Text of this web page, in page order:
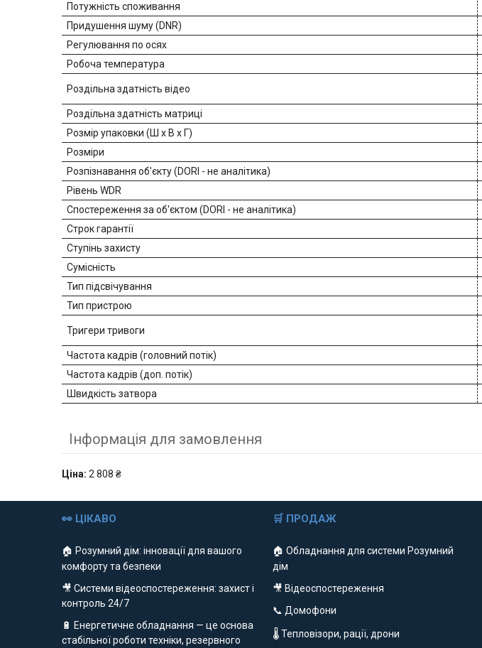
Потужність споживання
Придушення шуму (DNR)
Регулювання по осях
Робоча температура
Роздільна здатність відео
Роздільна здатність матриці
Розмір упаковки (Ш х В х Г)
Розміри
Розпізнавання об'єкту (DORI - не аналітика)
Рівень WDR
Спостереження за об'єктом (DORI - не аналітика)
Строк гарантії
Ступінь захисту
Сумісність
Тип підсвічування
Тип пристрою
Тригери тривоги
Частота кадрів (головний потік)
Частота кадрів (доп. потік)
Швидкість затвора
Інформація для замовлення
Ціна: 2 808 ₴
👀 ЦІКАВО
🏠 Розумний дім: інновації для вашого
комфорту та безпеки
🎥 Системи відеоспостереження: захист і
контроль 24/7
🔋 Енергетичне обладнання — це основа
стабільної роботи техніки, резервного
🛒 ПРОДАЖ
🏠 Обладнання для системи Розумний
дім
🎥 Відеоспостереження
📞 Домофони
🌡 Тепловізори, рації, дрони